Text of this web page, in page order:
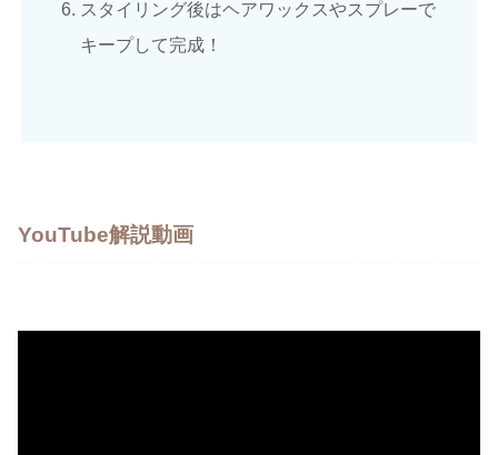
スタイリング後はヘアワックスやスプレーで
キープして完成！
YouTube解説動画